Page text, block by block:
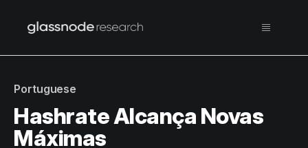
Portuguese
Hashrate Alcança Novas
Máximas